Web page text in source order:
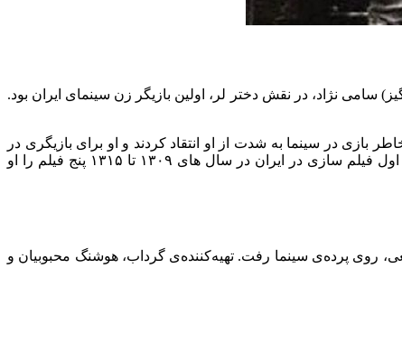
سامی نژاد، در نقش دختر لر، اولین بازیگر زن سینمای ایران بود.
بازی در سینما به شدت از او انتقاد کردند و او برای بازیگری در
برابر خانواده‌اش ایستاد. همچنین «عبدالحسین سپنتا» با بازی در فیلم «دختر لر» اولین بازیگر مرد تاریخ سینمای ایران بود.. از ۹ فیلم دوره اول فیلم سازی در ایران در سال های ۱۳۰۹ تا ۱۳۱۵ پنج فیلم را او
و بازیگری ناصر ملک مطیعی، روی پرده‌ی سینما رفت. تهیه‌کننده‌ی گرداب، هوشنگ محبوبیان و